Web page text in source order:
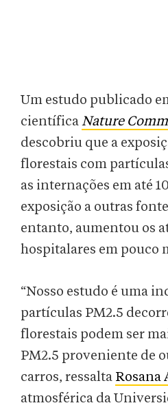
Um estudo publicado
científicaNature
descobriu que a
florestais com
as internações em até
exposição a outras
entanto, aumentou os
hospitalares em pouco
“Nosso estudo é uma
partículas PM2.5
florestais podem ser
PM2.5 proveniente de
carros, ressalta Rosana
atmosférica da